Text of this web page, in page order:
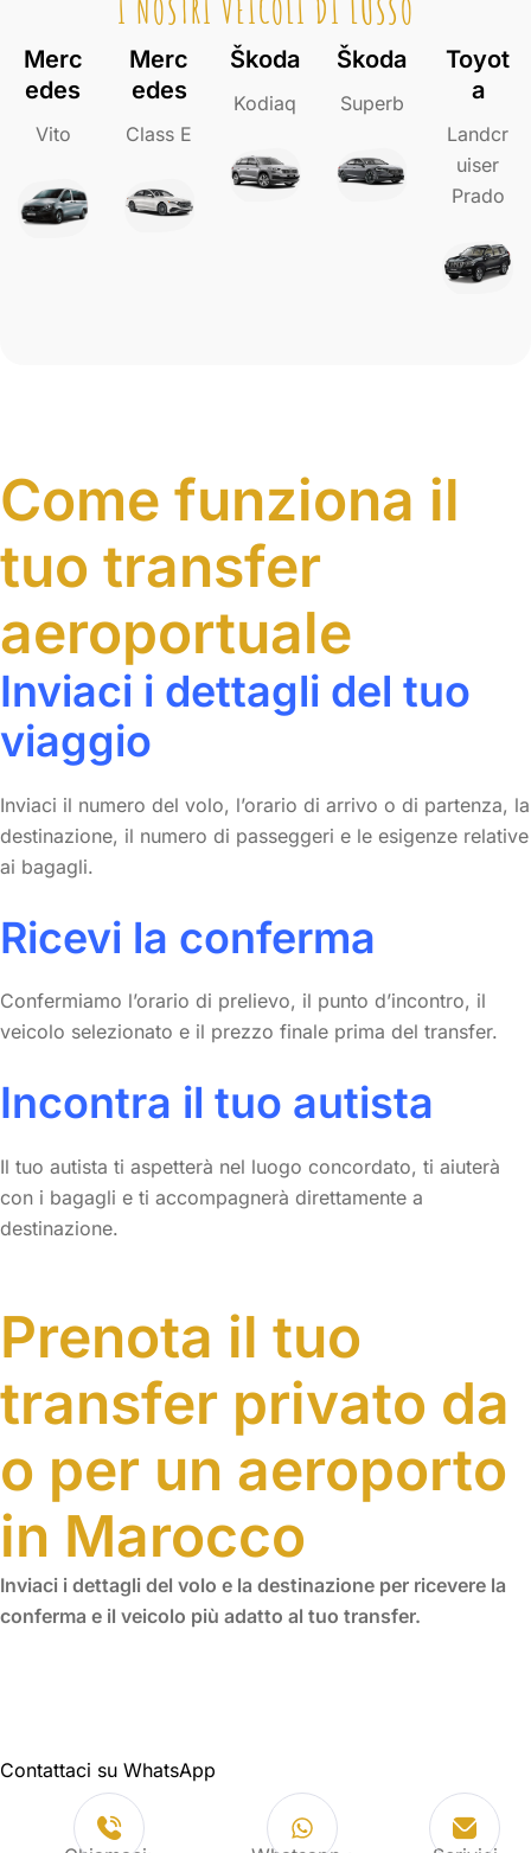
I NOSTRI VEICOLI DI LUSSO
Merc
edes
Vito
Merc
edes
Class E
Škoda
Kodiaq
Škoda
Superb
Toyot
a
Landcr
uiser
Prado
Come funziona il
tuo transfer
aeroportuale
Inviaci i dettagli del tuo
viaggio
Inviaci il numero del volo, l’orario di arrivo o di partenza, la
destinazione, il numero di passeggeri e le esigenze relative
ai bagagli.
Ricevi la conferma
Confermiamo l’orario di prelievo, il punto d’incontro, il
veicolo selezionato e il prezzo finale prima del transfer.
Incontra il tuo autista
Il tuo autista ti aspetterà nel luogo concordato, ti aiuterà
con i bagagli e ti accompagnerà direttamente a
destinazione.
Prenota il tuo
transfer privato da
o per un aeroporto
in Marocco
Inviaci i dettagli del volo e la destinazione per ricevere la
conferma e il veicolo più adatto al tuo transfer.
Contattaci su WhatsApp